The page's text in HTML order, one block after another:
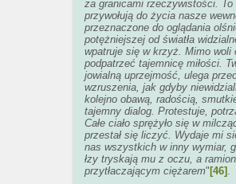
za granicami rzeczywistości. To
przywołują do życia nasze
przeznaczone do oglądania
potężniejszej od światła
wpatruje się w krzyż. Mimo
podpatrzeć tajemnicę miłości.
jowialną uprzejmość, ulega
wzruszenia, jak gdyby
kolejno obawą, radością,
tajemny dialog. Protestuje,
Całe ciało sprężyło się w
przestał się liczyć. Wydaje mi
nas wszystkich w inny wymiar,
łzy tryskają mu z oczu, a
przytłaczającym ciężarem" [46] .